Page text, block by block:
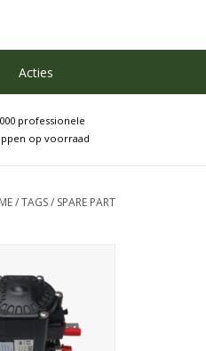
Acties
professionele
op voorraad
/TAGS/ SPARE PART
AAN WINKELWAGEN